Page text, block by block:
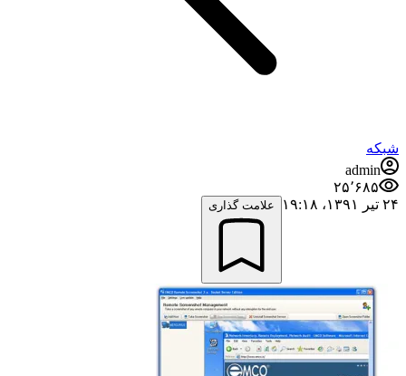
شبکه
admin
۲۵٬۶۸۵
۲۴ تیر ۱۳۹۱،‏ ۱۹:۱۸
علامت گذاری